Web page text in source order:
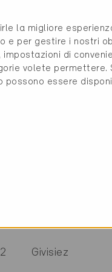
Schaffhausen
Givisiez
la migliore
e per gestire i nostri
di
volete
essere